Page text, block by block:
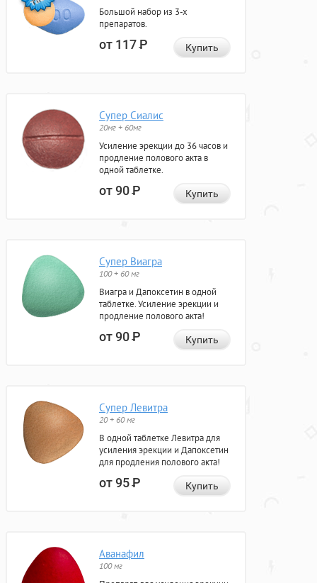
Большой набор из 3-х
препаратов.
от 117Р Купить
Супер Сиалис
20мг + 60мг
Усиление эрекции до 36 часов и
продление полового акта в
одной таблетке.
от 90Р Купить
Супер Виагра
100 + 60 мг
Виагра и Дапоксетин в одной
таблетке. Усиление эрекции и
продление полового акта!
от 90Р Купить
Супер Левитра
20 + 60 мг
В одной таблетке Левитра для
усиления эрекции и Дапоксетин
для продления полового акта!
от 95Р Купить
Аванафил
100 мг